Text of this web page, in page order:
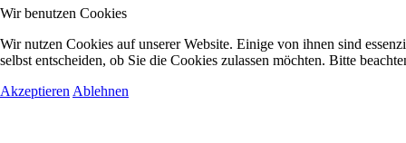
Wir benutzen Cookies
Wir nutzen Cookies auf unserer Website. Einige von ihnen sind
selbst entscheiden, ob Sie die Cookies zulassen möchten. Bitte
Akzeptieren Ablehnen